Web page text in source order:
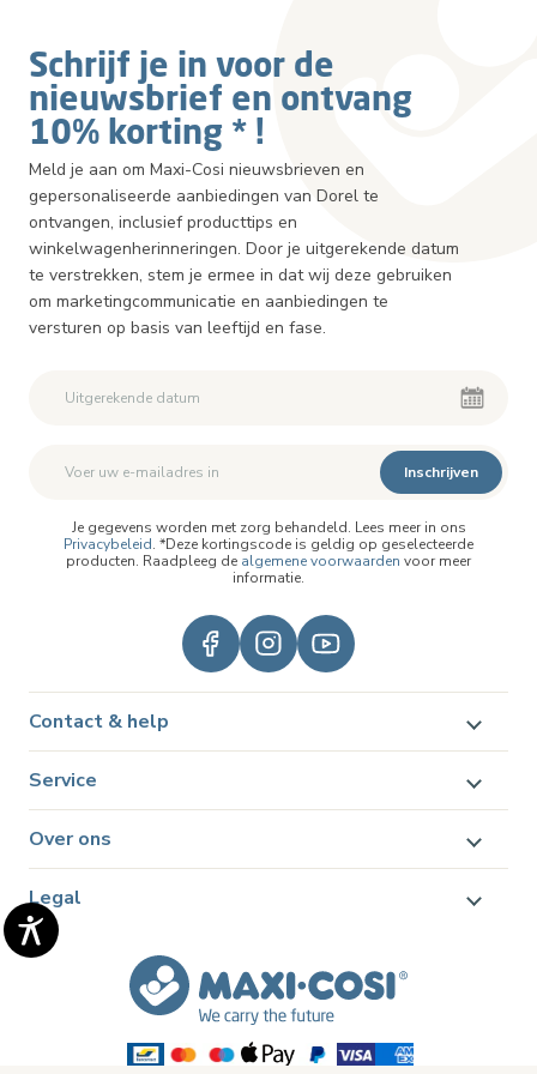
Schrijf je in voor de
nieuwsbrief en ontvang
10% korting * !
Meld je aan om Maxi-Cosi nieuwsbrieven en
gepersonaliseerde aanbiedingen van Dorel te
ontvangen, inclusief producttips en
winkelwagenherinneringen. Door je uitgerekende datum
te verstrekken, stem je ermee in dat wij deze gebruiken
om marketingcommunicatie en aanbiedingen te
versturen op basis van leeftijd en fase.
Inschrijven
Je gegevens worden met zorg behandeld. Lees meer in ons
Privacybeleid. *Deze kortingscode is geldig op geselecteerde
producten. Raadpleeg de algemene voorwaarden voor meer
informatie.
Contact & help
Service
Over ons
Legal